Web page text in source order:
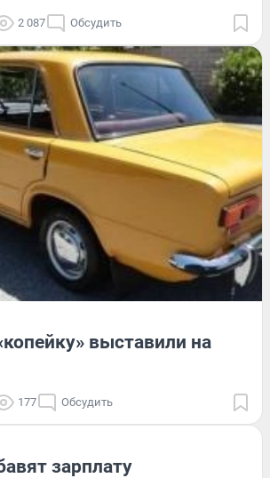
2 087 Обсудить
выставили на
177 Обсудить
зарплату